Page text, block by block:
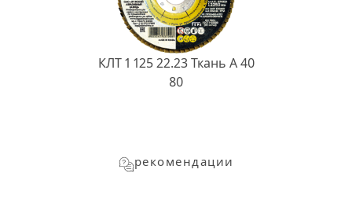
КЛТ 1 125 22.23 Ткань A 40
80
рекомендации